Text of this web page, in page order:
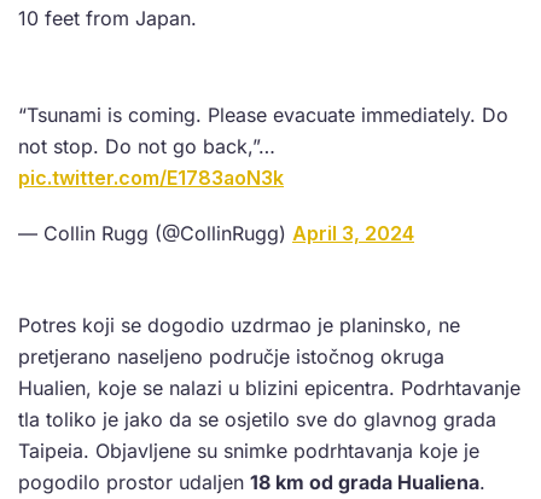
10 feet from Japan.
“Tsunami is coming. Please evacuate immediately. Do
not stop. Do not go back,”…
pic.twitter.com/E1783aoN3k
— Collin Rugg (@CollinRugg) April 3, 2024
Potres koji se dogodio uzdrmao je planinsko, ne
pretjerano naseljeno područje istočnog okruga
Hualien, koje se nalazi u blizini epicentra. Podrhtavanje
tla toliko je jako da se osjetilo sve do glavnog grada
Taipeia. Objavljene su snimke podrhtavanja koje je
pogodilo prostor udaljen 18 km od grada Hualiena.